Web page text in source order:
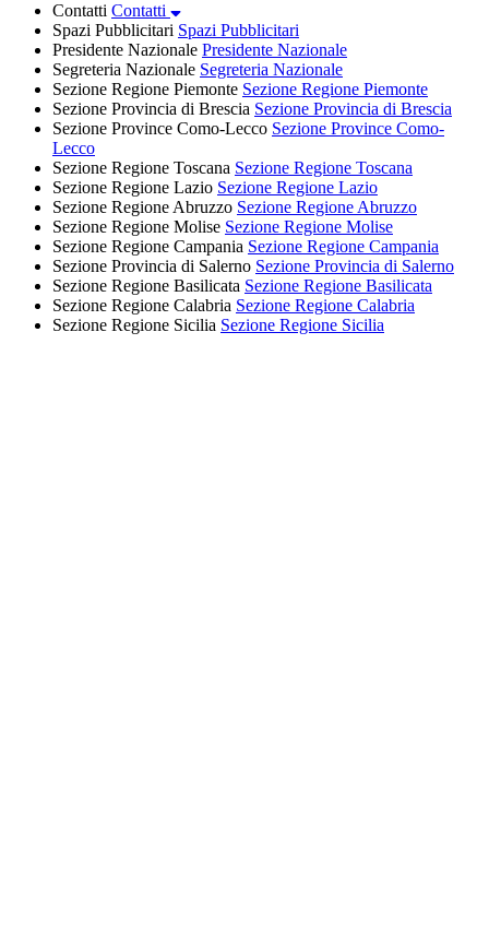
Contatti Contatti
Spazi Pubblicitari Spazi Pubblicitari
Presidente Nazionale Presidente Nazionale
Segreteria Nazionale Segreteria Nazionale
Sezione Regione Piemonte Sezione Regione Piemonte
Sezione Provincia di Brescia Sezione Provincia di Brescia
Sezione Province Como-Lecco Sezione Province Como-
Lecco
Sezione Regione Toscana Sezione Regione Toscana
Sezione Regione Lazio Sezione Regione Lazio
Sezione Regione Abruzzo Sezione Regione Abruzzo
Sezione Regione Molise Sezione Regione Molise
Sezione Regione Campania Sezione Regione Campania
Sezione Provincia di Salerno Sezione Provincia di Salerno
Sezione Regione Basilicata Sezione Regione Basilicata
Sezione Regione Calabria Sezione Regione Calabria
Sezione Regione Sicilia Sezione Regione Sicilia